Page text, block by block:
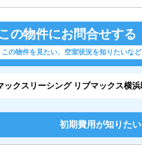
この物件にお問合せする
この物件を見たい、空室状況を知りたいなど
ックスリーシング リブマックス横
初期費用が知りたい